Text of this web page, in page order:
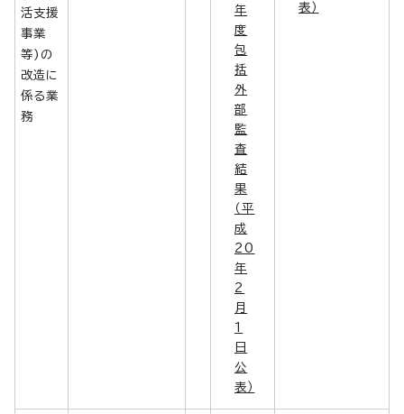
活支援
事業
等)の
改造に
係る業
務
年
度
包
括
外
部
監
査
結
果
（平
成
20
年
2
月
1
日
公
表）
表）